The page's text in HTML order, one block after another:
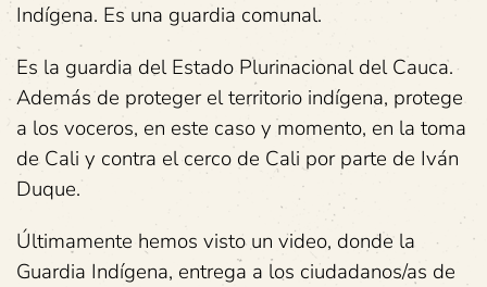
Indígena. Es una guardia comunal.
Es la guardia del Estado Plurinacional del Cauca.
Además de proteger el territorio indígena, protege
a los voceros, en este caso y momento, en la toma
de Cali y contra el cerco de Cali por parte de Iván
Duque.
Últimamente hemos visto un video, donde la
Guardia Indígena, entrega a los ciudadanos/as de